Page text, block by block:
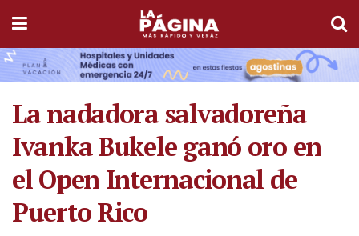
La nadadora salvadoreña
Ivanka Bukele ganó oro en
el Open Internacional de
Puerto Rico